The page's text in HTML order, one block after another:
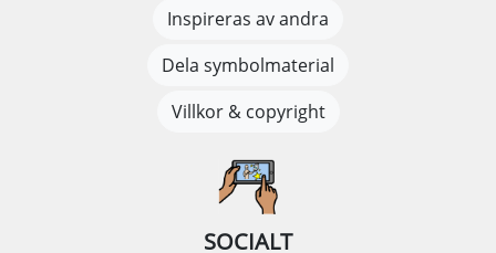
Inspireras av andra
Dela symbolmaterial
Villkor & copyright
SOCIALT